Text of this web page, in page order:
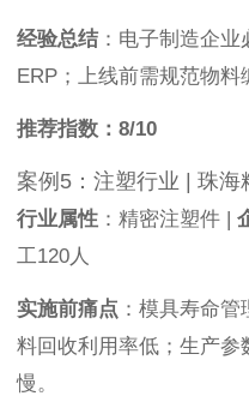
经验总结：电子制造企业
ERP；上线前需规范物料
推荐指数：8/10
案例5：注塑行业 | 珠海
行业属性 ：精密注塑件 |
工120人
实施前痛点 ：模具寿命
料回收利用率低；生产
慢。